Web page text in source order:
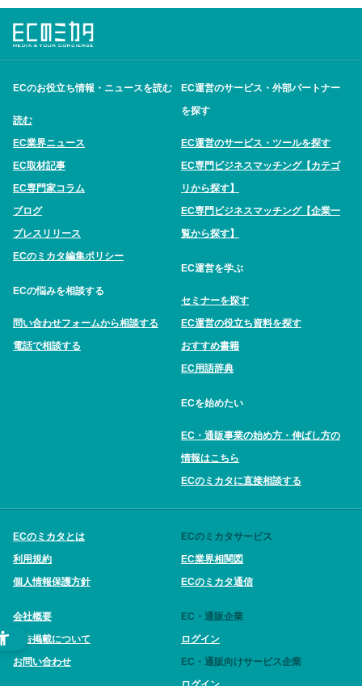
ECのお役立ち情報・ニュースを読む
読む
EC業界ニュース
EC取材記事
EC専門家コラム
ブログ
プレスリリース
ECのミカタ編集ポリシー
ECの悩みを相談する
問い合わせフォームから相談する
電話で相談する
EC運営のサービス・外部パートナー
を探す
EC運営のサービス・ツールを探す
EC専門ビジネスマッチング【カテゴ
リから探す】
EC専門ビジネスマッチング【企業一
覧から探す】
EC運営を学ぶ
セミナーを探す
EC運営の役立ち資料を探す
おすすめ書籍
EC用語辞典
ECを始めたい
EC・通販事業の始め方・伸ばし方の
情報はこちら
ECのミカタに直接相談する
ECのミカタとは
利用規約
個人情報保護方針
会社概要
広告掲載について
お問い合わせ
ECのミカタサービス
EC業界相関図
ECのミカタ通信
EC・通販企業
ログイン
EC・通販向けサービス企業